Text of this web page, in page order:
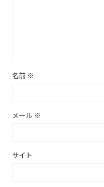
名前 ※
メール ※
サイト